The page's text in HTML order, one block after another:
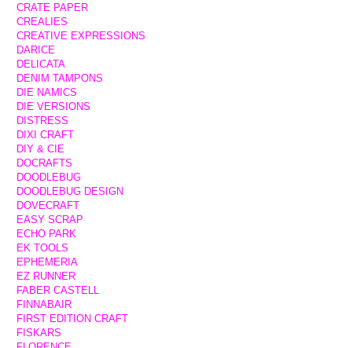
CRATE PAPER
CREALIES
CREATIVE EXPRESSIONS
DARICE
DELICATA
DENIM TAMPONS
DIE NAMICS
DIE VERSIONS
DISTRESS
DIXI CRAFT
DIY & CIE
DOCRAFTS
DOODLEBUG
DOODLEBUG DESIGN
DOVECRAFT
EASY SCRAP
ECHO PARK
EK TOOLS
EPHEMERIA
EZ RUNNER
FABER CASTELL
FINNABAIR
FIRST EDITION CRAFT
FISKARS